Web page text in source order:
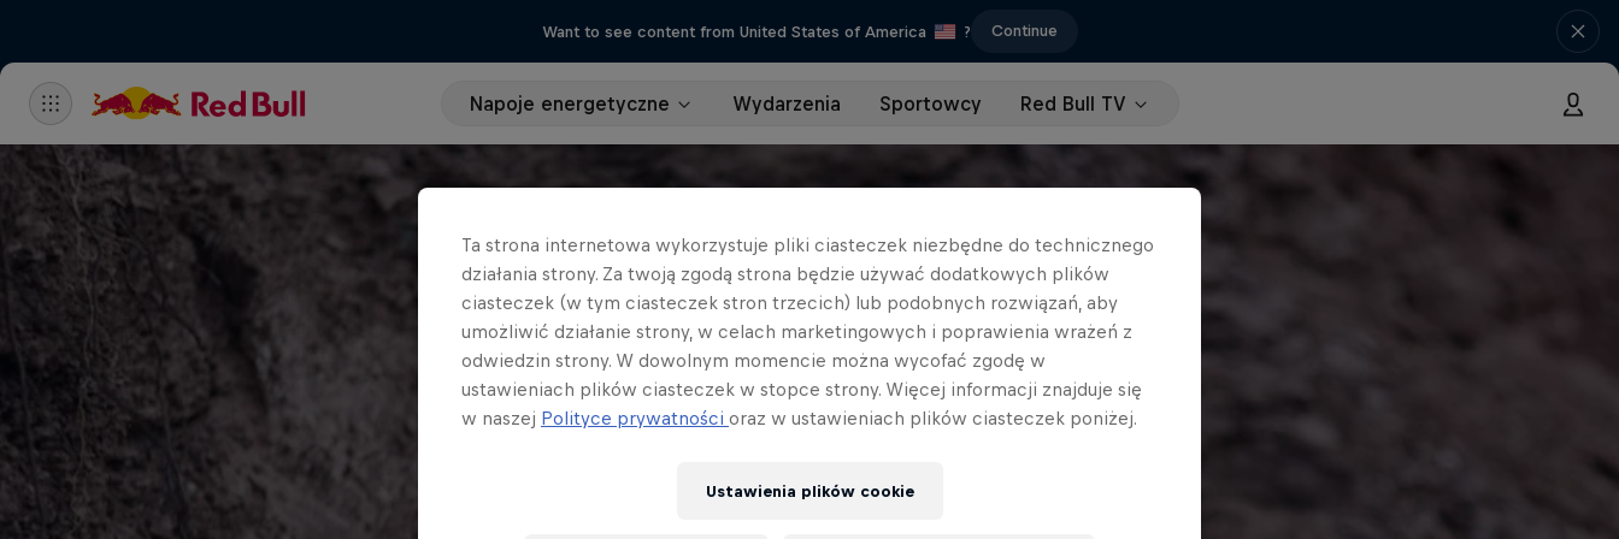
Want to see content from United States of America ? Continue
Napoje energetyczne Wydarzenia Sportowcy Red Bull TV
Ta strona internetowa wykorzystuje pliki ciasteczek niezbędne do technicznego
działania strony. Za twoją zgodą strona będzie używać dodatkowych plików
ciasteczek (w tym ciasteczek stron trzecich) lub podobnych rozwiązań, aby
umożliwić działanie strony, w celach marketingowych i poprawienia wrażeń z
odwiedzin strony. W dowolnym momencie można wycofać zgodę w
ustawieniach plików ciasteczek w stopce strony. Więcej informacji znajduje się
w naszej Polityce prywatności oraz w ustawieniach plików ciasteczek poniżej.
Ustawienia plików cookie